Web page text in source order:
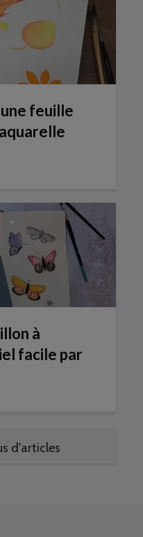
feuille
à
facile par
d'articles